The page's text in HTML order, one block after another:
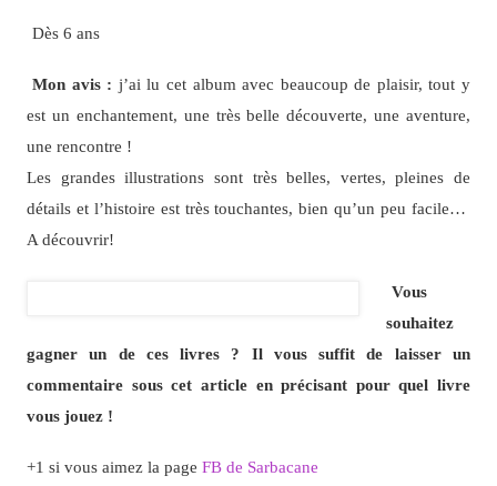
Dès 6 ans
Mon avis : j’ai lu cet album avec beaucoup de plaisir, tout y
est un enchantement, une très belle découverte, une aventure,
une rencontre !
Les grandes illustrations sont très belles, vertes, pleines de
détails et l’histoire est très touchantes, bien qu’un peu facile…
A découvrir!
Vous
souhaitez
gagner un de ces livres ? Il vous suffit de laisser un
commentaire sous cet article en précisant pour quel livre
vous jouez !
+1 si vous aimez la page FB de Sarbacane